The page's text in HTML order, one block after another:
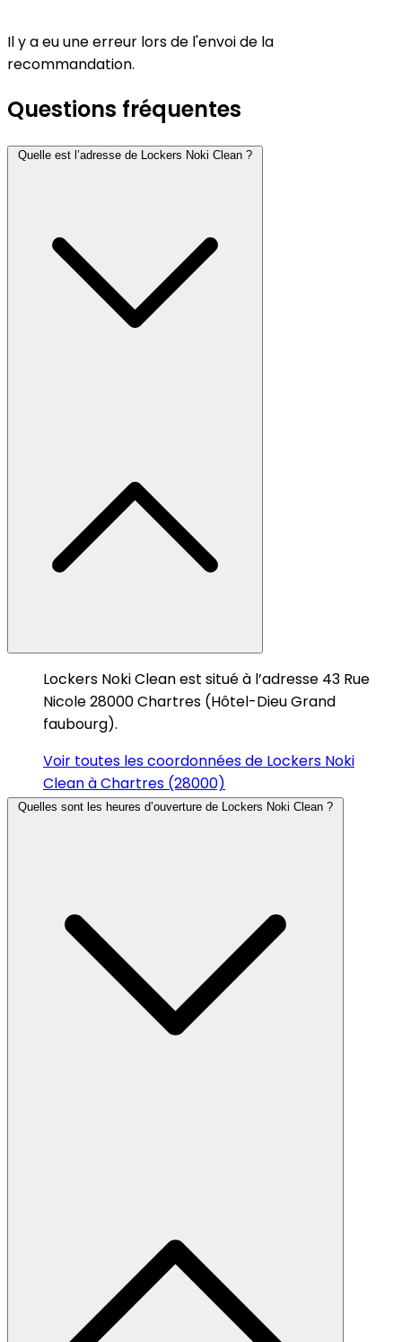
Il y a eu une erreur lors de l'envoi de la
recommandation.
Questions fréquentes
Quelle est l’adresse de Lockers Noki Clean ?
Lockers Noki Clean est situé à l’adresse 43 Rue
Nicole 28000 Chartres (Hôtel-Dieu Grand
faubourg).
Voir toutes les coordonnées de Lockers Noki
Clean à Chartres (28000)
Quelles sont les heures d’ouverture de Lockers Noki Clean ?